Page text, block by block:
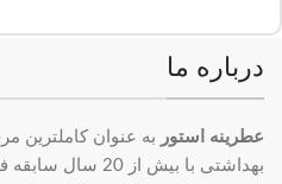
درباره ما
عطرینه استور به عنوان کاملترین
بهداشتی با بیش